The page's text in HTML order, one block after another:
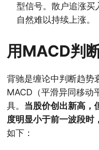
型信号。散户追涨买
自然难以持续上涨。
用MACD判
背驰是缠论中判断趋势
MACD（平滑异同移动
具。 当股价创出新高，
度明显小于前一波段时
如下：